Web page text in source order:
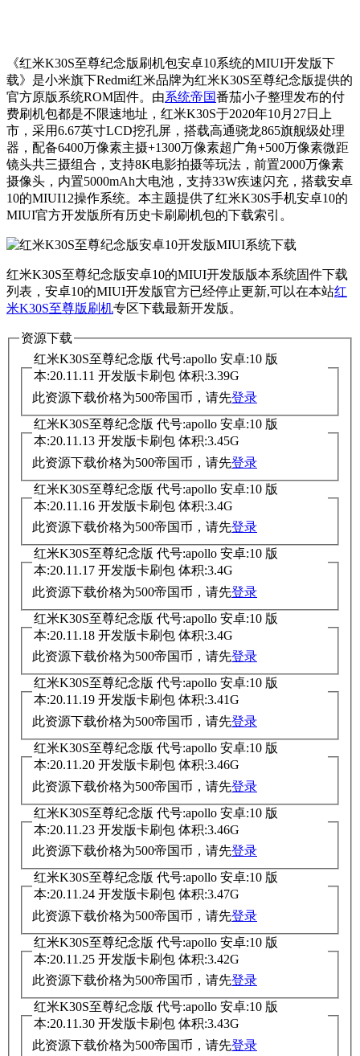
《红米K30S至尊纪念版刷机包安卓10系统的MIUI开发版下
载》是小米旗下Redmi红米品牌为红米K30S至尊纪念版提供的
官方原版系统ROM固件。由系统帝国番茄小子整理发布的付
费刷机包都是不限速地址，红米K30S于2020年10月27日上
市，采用6.67英寸LCD挖孔屏，搭载高通骁龙865旗舰级处理
器，配备6400万像素主摄+1300万像素超广角+500万像素微距
镜头共三摄组合，支持8K电影拍摄等玩法，前置2000万像素
摄像头，内置5000mAh大电池，支持33W疾速闪充，搭载安卓
10的MIUI12操作系统。本主题提供了红米K30S手机安卓10的
MIUI官方开发版所有历史卡刷刷机包的下载索引。
红米K30S至尊纪念版安卓10的MIUI开发版版本系统固件下载
列表，安卓10的MIUI开发版官方已经停止更新,可以在本站红
米K30S至尊版刷机专区下载最新开发版。
资源下载
红米K30S至尊纪念版 代号:apollo 安卓:10 版
本:20.11.11 开发版卡刷包 体积:3.39G
此资源下载价格为500帝国币，请先登录
红米K30S至尊纪念版 代号:apollo 安卓:10 版
本:20.11.13 开发版卡刷包 体积:3.45G
此资源下载价格为500帝国币，请先登录
红米K30S至尊纪念版 代号:apollo 安卓:10 版
本:20.11.16 开发版卡刷包 体积:3.4G
此资源下载价格为500帝国币，请先登录
红米K30S至尊纪念版 代号:apollo 安卓:10 版
本:20.11.17 开发版卡刷包 体积:3.4G
此资源下载价格为500帝国币，请先登录
红米K30S至尊纪念版 代号:apollo 安卓:10 版
本:20.11.18 开发版卡刷包 体积:3.4G
此资源下载价格为500帝国币，请先登录
红米K30S至尊纪念版 代号:apollo 安卓:10 版
本:20.11.19 开发版卡刷包 体积:3.41G
此资源下载价格为500帝国币，请先登录
红米K30S至尊纪念版 代号:apollo 安卓:10 版
本:20.11.20 开发版卡刷包 体积:3.46G
此资源下载价格为500帝国币，请先登录
红米K30S至尊纪念版 代号:apollo 安卓:10 版
本:20.11.23 开发版卡刷包 体积:3.46G
此资源下载价格为500帝国币，请先登录
红米K30S至尊纪念版 代号:apollo 安卓:10 版
本:20.11.24 开发版卡刷包 体积:3.47G
此资源下载价格为500帝国币，请先登录
红米K30S至尊纪念版 代号:apollo 安卓:10 版
本:20.11.25 开发版卡刷包 体积:3.42G
此资源下载价格为500帝国币，请先登录
红米K30S至尊纪念版 代号:apollo 安卓:10 版
本:20.11.30 开发版卡刷包 体积:3.43G
此资源下载价格为500帝国币，请先登录